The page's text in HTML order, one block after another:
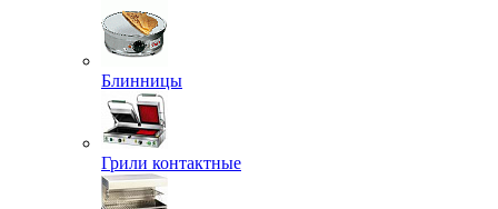
Блинницы
Грили контактные